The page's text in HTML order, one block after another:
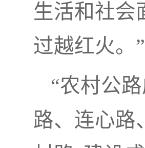
生活和社会
过越红火。”
“农村公
路、连心路